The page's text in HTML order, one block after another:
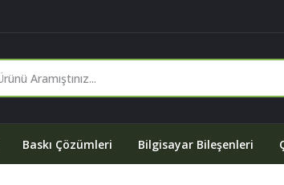
Baskı Çözümleri Bilgisayar Bileşenleri